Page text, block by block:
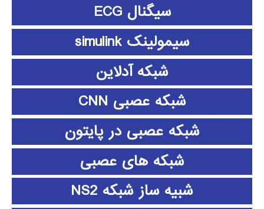
سیگنال ECG
سیمولینک simulink
شبکه آدلاین
شبکه عصبی CNN
شبکه عصبی در پایتون
شبکه های عصبی
شبیه ساز شبکه NS2